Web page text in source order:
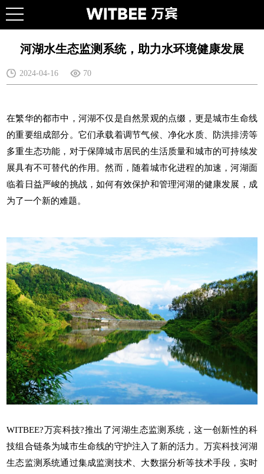
河湖水生态监测系统，助力水环境健康发展
2024-04-16 70
在繁华的都市中，河湖不仅是自然景观的点缀，更是城市生命线
的重要组成部分。它们承载着调节气候、净化水质、防洪排涝等
多重生态功能，对于保障城市居民的生活质量和城市的可持续发
展具有不可替代的作用。然而，随着城市化进程的加速，河湖面
临着日益严峻的挑战，如何有效保护和管理河湖的健康发展，成
为了一个新的难题。
WITBEE?万宾科技?推出了河湖生态监测系统 ，这一创新性的科
技组合链条为城市生命线的守护注入了新的活力。万宾科技河湖
生态监测系统通过集成监测技术、大数据分析等技术手段，实时